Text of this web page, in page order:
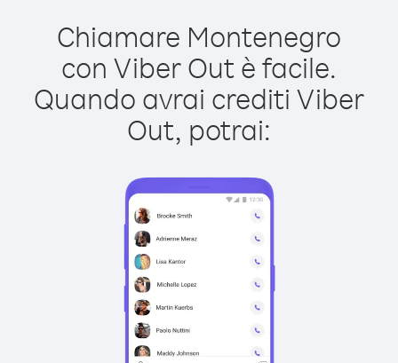
Chiamare Montenegro
con Viber Out è facile.
Quando avrai crediti Viber
Out, potrai: